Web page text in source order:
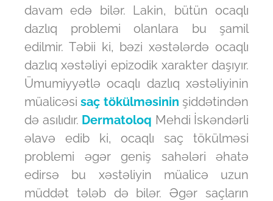
davam edə bilər. Lakin, bütün ocaqlı
dazlıq problemi olanlara bu şamil
edilmir. Təbii ki, bəzi xəstələrdə ocaqlı
dazlıq xəstəliyi epizodik xarakter daşıyır.
Ümumiyyətlə ocaqlı dazlıq xəstəliyinin
müalicəsisaç tökülməsinin şiddətindən
də asılıdır. Dermatoloq Mehdi İskəndərli
əlavə edib ki, ocaqlı saç tökülməsi
problemi əgər geniş sahələri əhatə
edirsə bu xəstəliyin müalicə uzun
müddət tələb də bilər. Əgər saçların